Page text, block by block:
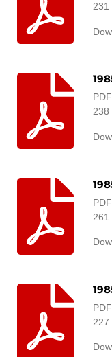
231
238
261
227